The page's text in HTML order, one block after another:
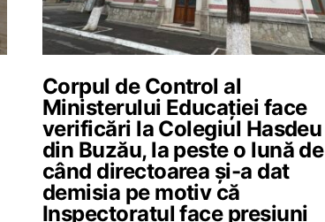
Corpul de Control al
Ministerului Educației face
verificări la Colegiul Hasdeu
din Buzău, la peste o lună de
când directoarea și-a dat
demisia pe motiv că
Inspectoratul face presiuni